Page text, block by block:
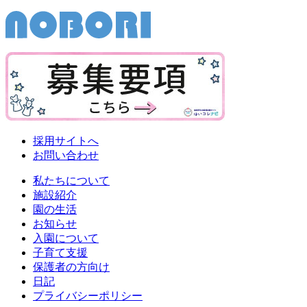
採用サイトへ
お問い合わせ
私たちについて
施設紹介
園の生活
お知らせ
入園について
子育て支援
保護者の方向け
日記
プライバシーポリシー